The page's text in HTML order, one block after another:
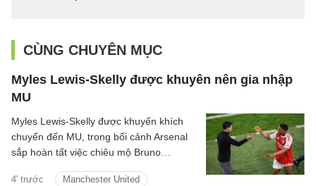
CÙNG CHUYÊN MỤC
Myles Lewis-Skelly được khuyên nên gia nhập
MU
4' trước Manchester United
Myles Lewis-Skelly được khuyến khích
chuyển đến MU, trong bối cảnh Arsenal
sắp hoàn tất việc chiêu mộ Bruno